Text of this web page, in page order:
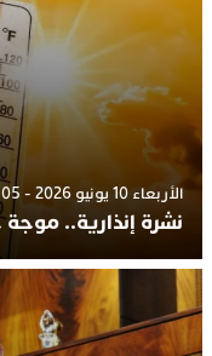
الأربعاء 10 يونيو 2026 - 1:05
نشرة إنذارية..